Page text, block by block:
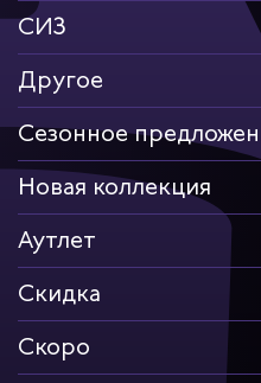
СИЗ
Другое
Сезонное
Новая коллекция
Аутлет
Скидка
Скоро